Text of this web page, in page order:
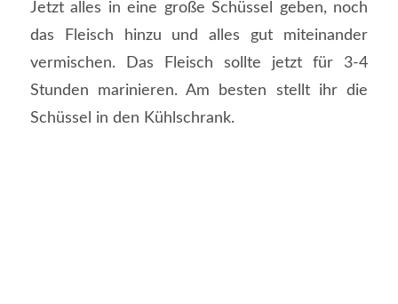
Jetzt alles in eine große Schüssel geben, noch
das Fleisch hinzu und alles gut miteinander
vermischen. Das Fleisch sollte jetzt für 3-4
Stunden marinieren. Am besten stellt ihr die
Schüssel in den Kühlschrank.